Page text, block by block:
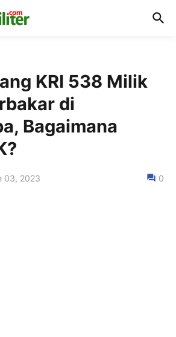
KRI 538 Milik
di
Bagaimana
03, 2023 0